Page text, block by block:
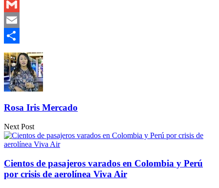
Outlook.com
Gmail
Email
Compartir
Rosa Iris Mercado
Next Post
Cientos de pasajeros varados en Colombia y Perú
por crisis de aerolínea Viva Air